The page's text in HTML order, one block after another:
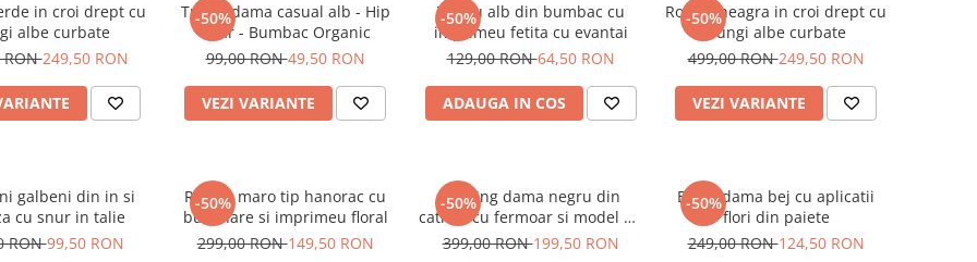
in croi drept cu
albe curbate
RON249,50 RON
-50%
Tricou dama casual alb - Hip
Bear - Bumbac Organic
99,00 RON49,50 RON
VEZI VARIANTE
-50%
Tricou alb din bumbac cu
imprimeu fetita cu evantai
129,00 RON64,50 RON
ADAUGA IN COS
-50%
Rochie neagra in croi drept cu
dungi albe curbate
499,00 RON249,50 RON
VEZI VARIANTE
galbeni din in si
cu snur in talie
RON99,50 RON
-50%
Rochie maro tip hanorac cu
buzunare si imprimeu floral
299,00 RON149,50 RON
-50%
Trening dama negru din
catifea cu fermoar si model pe
jacheta
399,00 RON199,50 RON
-50%
Bluza dama bej cu aplicatii
flori din paiete
249,00 RON124,50 RON